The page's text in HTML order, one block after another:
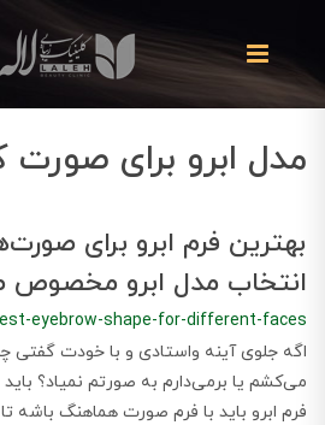
مدل ابرو برای
بهترین فرم ابرو برای
انتخاب مدل ابرو مخصوص
eyebrow-shape-for-different-faces
اگه جلوی آینه واستادی و با خودت گفتی
می‌کشم یا برمی‌دارم به صورتم نمیاد؟
فرم ابرو باید با فرم صورت هماهنگ باشه